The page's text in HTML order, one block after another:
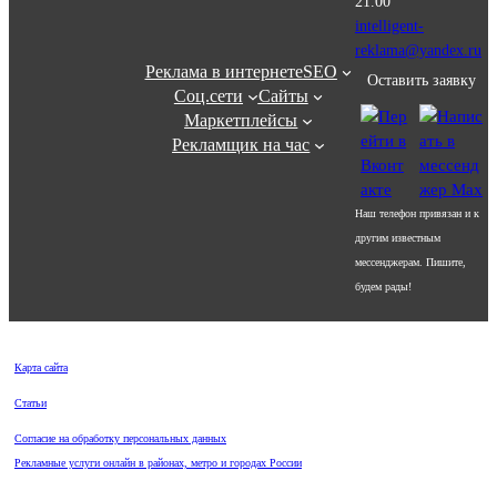
Реклама в интернетеSEO
Соц.сети
Сайты
Маркетплейсы
Рекламщик на час
intelligent-
reklama@yandex.ru
Оставить заявку
Наш телефон привязан и к
другим известным
мессенджерам. Пишите,
будем рады!
Карта сайта
Статьи
Согласие на обработку персональных данных
Рекламные услуги онлайн в районах, метро и городах России